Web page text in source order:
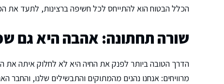
הכלל הבטוח הוא להתייחס לכל חשיפה ברצינות, לתעד את
שורה תחתונה: אהבה היא גם
הדרך הטובה ביותר לפנק את החיה היא לא לחלוק איתה את
מרוויחים: אנחנו נהנים מהמתוקים והתבשילים שלנו,